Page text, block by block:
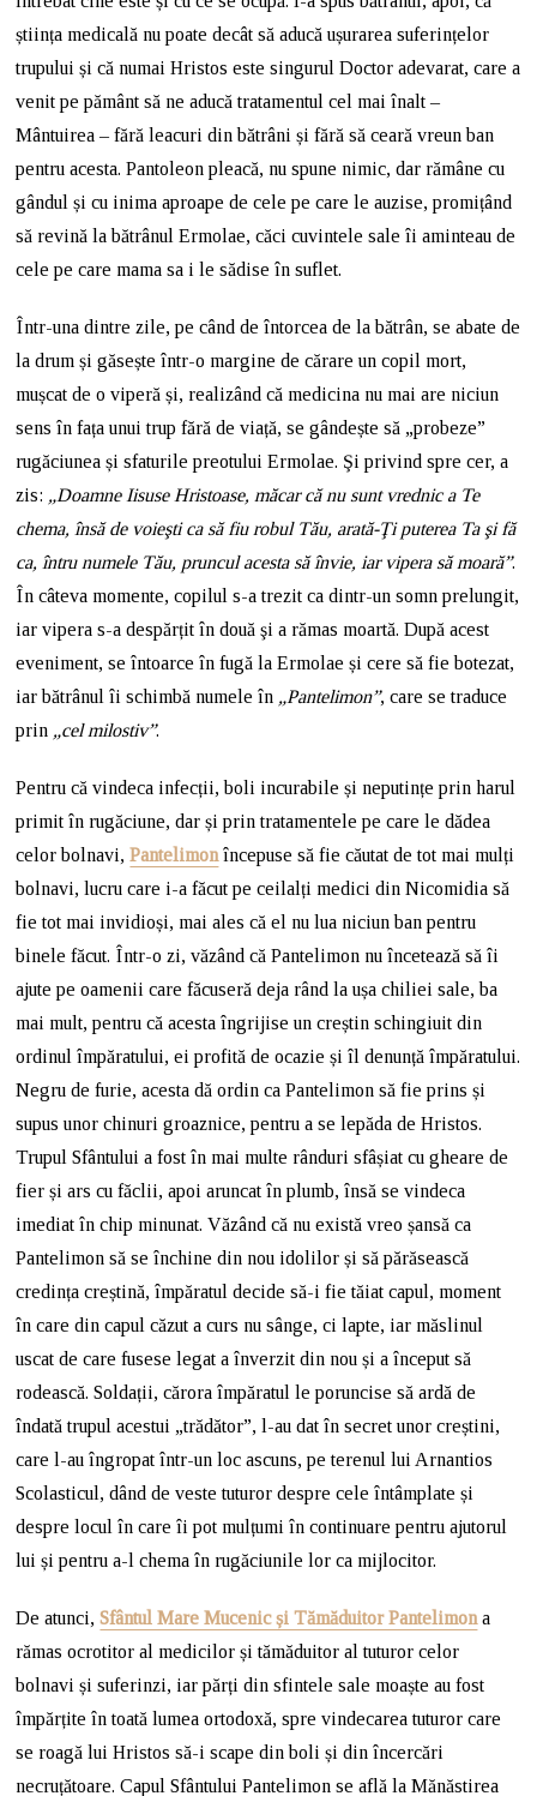
știința medicală nu poate decât să aducă ușurarea suferințelor
trupului și că numai Hristos este singurul Doctor adevarat, care a
venit pe pământ să ne aducă tratamentul cel mai înalt –
Mântuirea – fără leacuri din bătrâni și fără să ceară vreun ban
pentru acesta. Pantoleon pleacă, nu spune nimic, dar rămâne cu
gândul și cu inima aproape de cele pe care le auzise, promițând
să revină la bătrânul Ermolae, căci cuvintele sale îi aminteau de
cele pe care mama sa i le sădise în suflet.
Într-una dintre zile, pe când de întorcea de la bătrân, se abate de
la drum și găsește într-o margine de cărare un copil mort,
mușcat de o viperă și, realizând că medicina nu mai are niciun
sens în fața unui trup fără de viață, se gândește să „probeze”
rugăciunea și sfaturile preotului Ermolae. Şi privind spre cer, a
zis: „Doamne Iisuse Hristoase, măcar că nu sunt vrednic a Te
chema, însă de voieşti ca să fiu robul Tău, arată-Ţi puterea Ta şi fă
ca, întru numele Tău, pruncul acesta să învie, iar vipera să moară”.
În câteva momente, copilul s-a trezit ca dintr-un somn prelungit,
iar vipera s-a despărțit în două şi a rămas moartă. După acest
eveniment, se întoarce în fugă la Ermolae și cere să fie botezat,
iar bătrânul îi schimbă numele în „Pantelimon”, care se traduce
prin „cel milostiv”.
Pentru că vindeca infecții, boli incurabile și neputințe prin harul
primit în rugăciune, dar și prin tratamentele pe care le dădea
celor bolnavi,Pantelimon începuse să fie căutat de tot mai mulți
bolnavi, lucru care i-a făcut pe ceilalți medici din Nicomidia să
fie tot mai invidioși, mai ales că el nu lua niciun ban pentru
binele făcut. Într-o zi, văzând că Pantelimon nu încetează să îi
ajute pe oamenii care făcuseră deja rând la ușa chiliei sale, ba
mai mult, pentru că acesta îngrijise un creștin schingiuit din
ordinul împăratului, ei profită de ocazie și îl denunță împăratului.
Negru de furie, acesta dă ordin ca Pantelimon să fie prins și
supus unor chinuri groaznice, pentru a se lepăda de Hristos.
Trupul Sfântului a fost în mai multe rânduri sfâșiat cu gheare de
fier și ars cu făclii, apoi aruncat în plumb, însă se vindeca
imediat în chip minunat. Văzând că nu există vreo șansă ca
Pantelimon să se închine din nou idolilor și să părăsească
credința creștină, împăratul decide să-i fie tăiat capul, moment
în care din capul căzut a curs nu sânge, ci lapte, iar măslinul
uscat de care fusese legat a înverzit din nou și a început să
rodească. Soldații, cărora împăratul le poruncise să ardă de
îndată trupul acestui „trădător”, l-au dat în secret unor creștini,
care l-au îngropat într-un loc ascuns, pe terenul lui Arnantios
Scolasticul, dând de veste tuturor despre cele întâmplate și
despre locul în care îi pot mulțumi în continuare pentru ajutorul
lui și pentru a-l chema în rugăciunile lor ca mijlocitor.
De atunci,Sfântul Mare Mucenic și Tămăduitor Pantelimon a
rămas ocrotitor al medicilor și tămăduitor al tuturor celor
bolnavi și suferinzi, iar părți din sfintele sale moaște au fost
împărțite în toată lumea ortodoxă, spre vindecarea tuturor care
se roagă lui Hristos să-i scape din boli și din încercări
necruțătoare. Capul Sfântului Pantelimon se află la Mănăstirea